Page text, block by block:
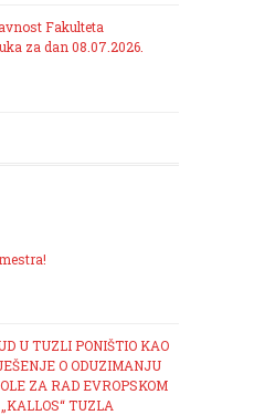
Fakulteta
za dan 08.07.2026.
U TUZLI PONIŠTIO KAO
O ODUZIMANJU
ZA RAD EVROPSKOM
TUZLA